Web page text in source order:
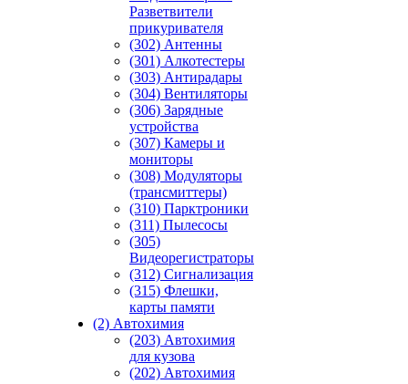
Разветвители
прикуривателя
(302) Антенны
(301) Алкотестеры
(303) Антирадары
(304) Вентиляторы
(306) Зарядные
устройства
(307) Камеры и
мониторы
(308) Модуляторы
(трансмиттеры)
(310) Парктроники
(311) Пылесосы
(305)
Видеорегистраторы
(312) Сигнализация
(315) Флешки,
карты памяти
(2) Автохимия
(203) Автохимия
для кузова
(202) Автохимия